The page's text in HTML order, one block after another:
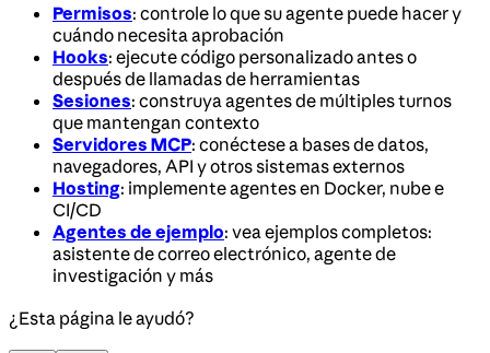
Permisos: controle lo que su agente puede hacer y
cuándo necesita aprobación
Hooks: ejecute código personalizado antes o
después de llamadas de herramientas
Sesiones: construya agentes de múltiples turnos
que mantengan contexto
Servidores MCP: conéctese a bases de datos,
navegadores, API y otros sistemas externos
Hosting: implemente agentes en Docker, nube e
CI/CD
Agentes de ejemplo: vea ejemplos completos:
asistente de correo electrónico, agente de
investigación y más
¿Esta página le ayudó?